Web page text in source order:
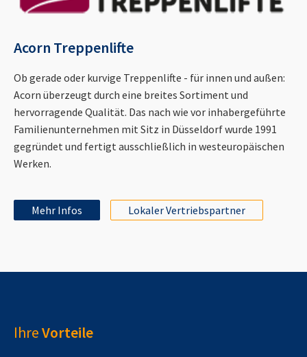
Acorn Treppenlifte
Ob gerade oder kurvige Treppenlifte - für innen und außen:
Acorn überzeugt durch eine breites Sortiment und
hervorragende Qualität. Das nach wie vor inhabergeführte
Familienunternehmen mit Sitz in Düsseldorf wurde 1991
gegründet und fertigt ausschließlich in westeuropäischen
Werken.
Mehr Infos Lokaler Vertriebspartner
IhreVorteile